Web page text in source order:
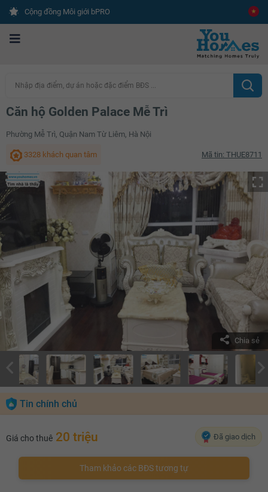
Cộng đồng Môi giới bPRO
Nhập địa điểm, dự án hoặc đặc điểm BĐS ...
Căn hộ Golden Palace Mễ Trì
Phường Mễ Trì, Quận Nam Từ Liêm, Hà Nội
3328 khách quan tâm Mã tin: THUE8711
Chia sẻ
Tin chính chủ
Giá cho thuê 20 triệu Đã giao dịch
Tham khảo các BĐS tương tự